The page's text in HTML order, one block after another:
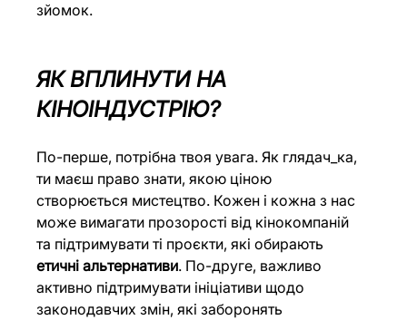
зйомок.
ЯК ВПЛИНУТИ НА
КІНОІНДУСТРІЮ?
По-перше, потрібна твоя увага. Як глядач_ка,
ти маєш право знати, якою ціною
створюється мистецтво. Кожен і кожна з нас
може вимагати прозорості від кінокомпаній
та підтримувати ті проєкти, які обирають
етичні альтернативи. По-друге, важливо
активно підтримувати ініціативи щодо
законодавчих змін, які заборонять